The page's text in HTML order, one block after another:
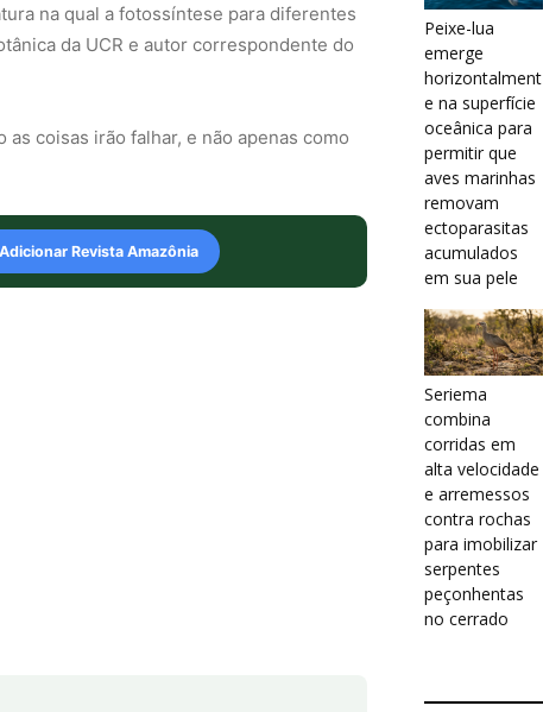
na qual a fotossíntese para diferentes
da UCR e autor correspondente do
coisas irão falhar, e não apenas como
Adicionar Revista Amazônia
Peixe-lua
emerge
horizontalment
e na superfície
oceânica para
permitir que
aves marinhas
removam
ectoparasitas
acumulados
em sua pele
Seriema
combina
corridas em
alta velocidade
e arremessos
contra rochas
para imobilizar
serpentes
peçonhentas
no cerrado